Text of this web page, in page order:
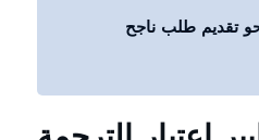
تقديم طلب ناجح